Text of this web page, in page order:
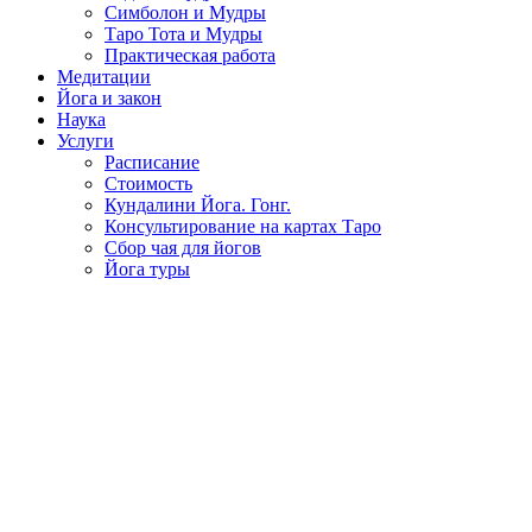
Симболон и Мудры
Таро Тота и Мудры
Практическая работа
Медитации
Йога и закон
Наука
Услуги
Расписание
Стоимость
Кундалини Йога. Гонг.
Консультирование на картах Таро
Сбор чая для йогов
Йога туры